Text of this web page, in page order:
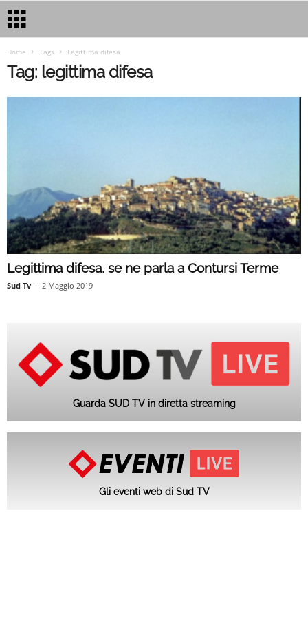
Home Tags Legittima difesa
Tag: legittima difesa
Legittima difesa, se ne parla a Contursi Terme
Sud Tv - 2 Maggio 2019
Guarda SUD TV in diretta streaming
Gli eventi web di Sud TV